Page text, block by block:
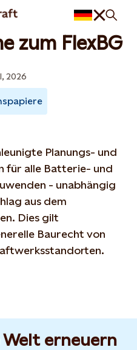
zum FlexBG
2026
Planungs- und
für alle Batterie- und
- unabhängig
aus dem
Dies gilt
Baurecht von
erneuern